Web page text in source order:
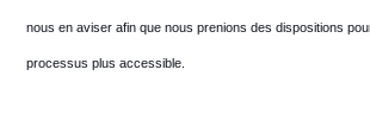
nous en aviser afin que nous prenions des dispositions
processus plus accessible.